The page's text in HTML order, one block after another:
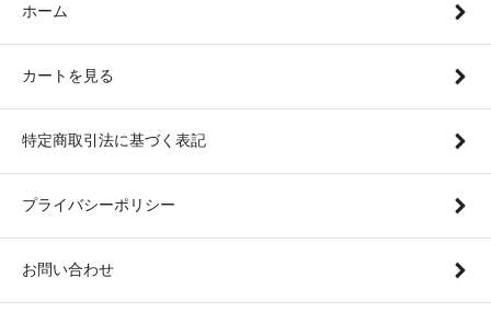
ホーム
カートを見る
特定商取引法に基づく表記
プライバシーポリシー
お問い合わせ